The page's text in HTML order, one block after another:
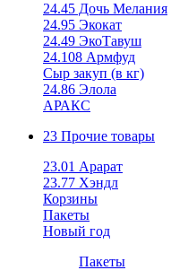
24.45 Дочь Мелания
24.95 Экокат
24.49 ЭкоТавуш
24.108 Армфуд
Сыр закуп (в кг)
24.86 Элола
АРАКС
23 Прочие товары
23.01 Арарат
23.77 Хэндл
Корзины
Пакеты
Новый год
Пакеты